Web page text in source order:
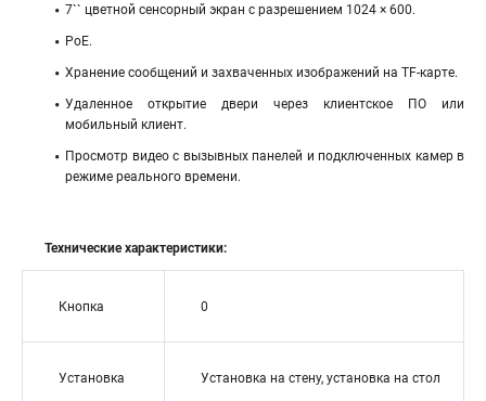
7`` цветной сенсорный экран с разрешением 1024 × 600.
PoE.
Хранение сообщений и захваченных изображений на TF-карте.
Удаленное открытие двери через клиентское ПО или
мобильный клиент.
Просмотр видео с вызывных панелей и подключенных камер в
режиме реального времени.
Технические характеристики:
Кнопка 0
Установка Установка на стену, установка на стол